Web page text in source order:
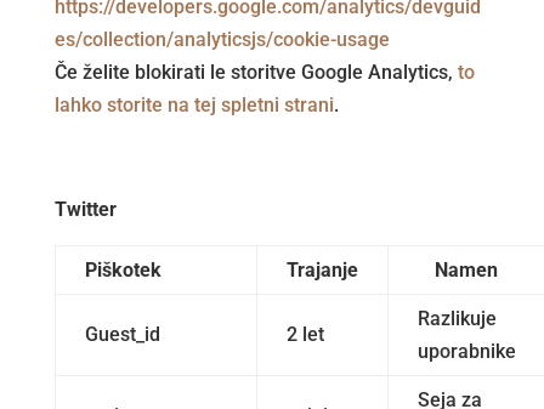
https://developers.google.com/analytics/devguid
es/collection/analyticsjs/cookie-usage
Če želite blokirati le storitve Google Analytics, to
lahko storite na tej spletni strani.
Twitter
Piškotek Trajanje Namen
Guest_id 2 let
Razlikuje
uporabnike
Seja za